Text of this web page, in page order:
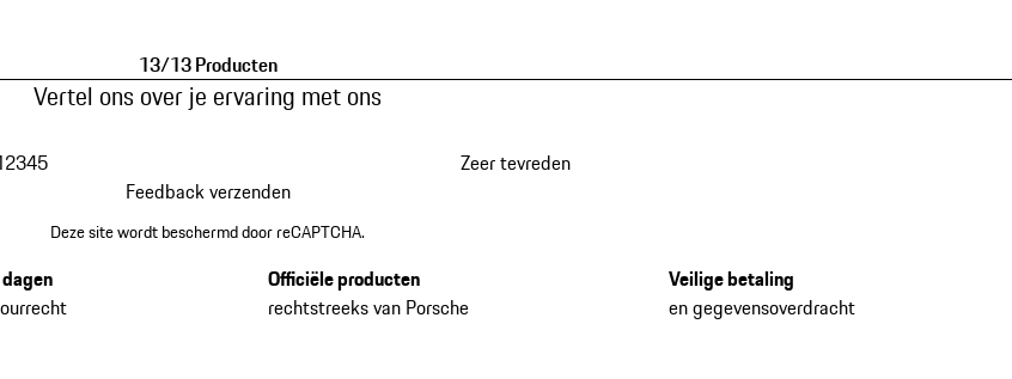
13/13 Producten
Vertel ons over je ervaring met ons
2345
Zeer tevreden
Feedback verzenden
Deze site wordt beschermd door reCAPTCHA.
Officiële producten
rechtstreeks van Porsche
Veilige betaling
en gegevensoverdracht